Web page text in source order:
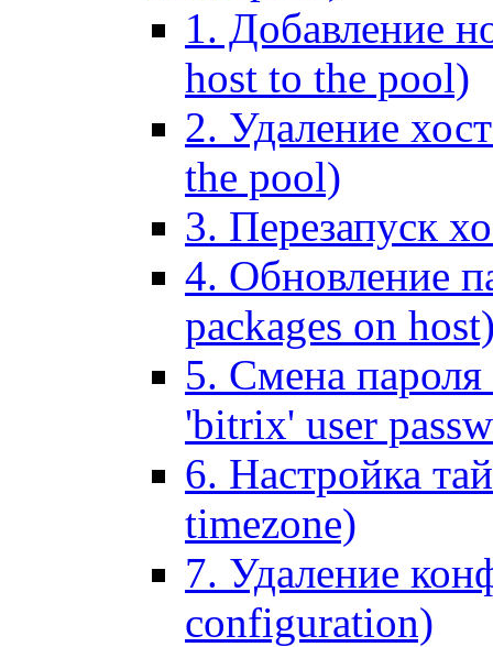
1. Добавление
host to the pool)
2. Удаление
the pool)
3. Перезапуск
4. Обновление
packages on
5. Смена пароля
'bitrix' user
6. Настройка
timezone)
7. Удаление
configuration)